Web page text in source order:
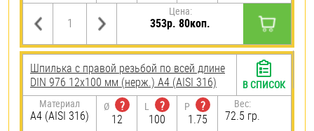
Цена:
353р. 80коп.
Шпилька с правой резьбой по всей длине
DIN 976 12х100 мм (нерж.) A4 (AISI 316)
Материал
A4 (AISI 316)
Ø
?
12
L
?
100
P
?
1.75
Вес:
72.5 гр.
В СПИСОК